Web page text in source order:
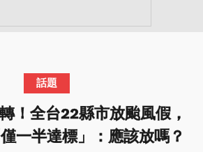
話題
！全台22縣市放颱風假，
一半達標」：應該放嗎？